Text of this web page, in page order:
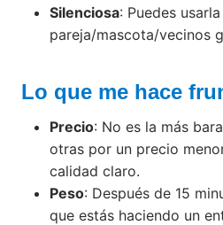
Silenciosa: Puedes
pareja/mascota/vecinos
Lo que me hace
Precio: No es la más
otras por un precio
calidad claro.
Peso: Después de 15
que estás haciendo un